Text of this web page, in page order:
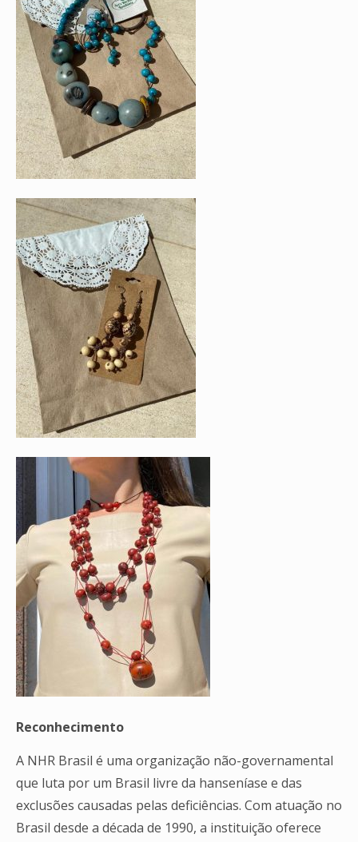
Reconhecimento
A NHR Brasil é uma organização não-governamental
que luta por um Brasil livre da hanseníase e das
exclusões causadas pelas deficiências. Com atuação no
Brasil desde a década de 1990, a instituição oferece